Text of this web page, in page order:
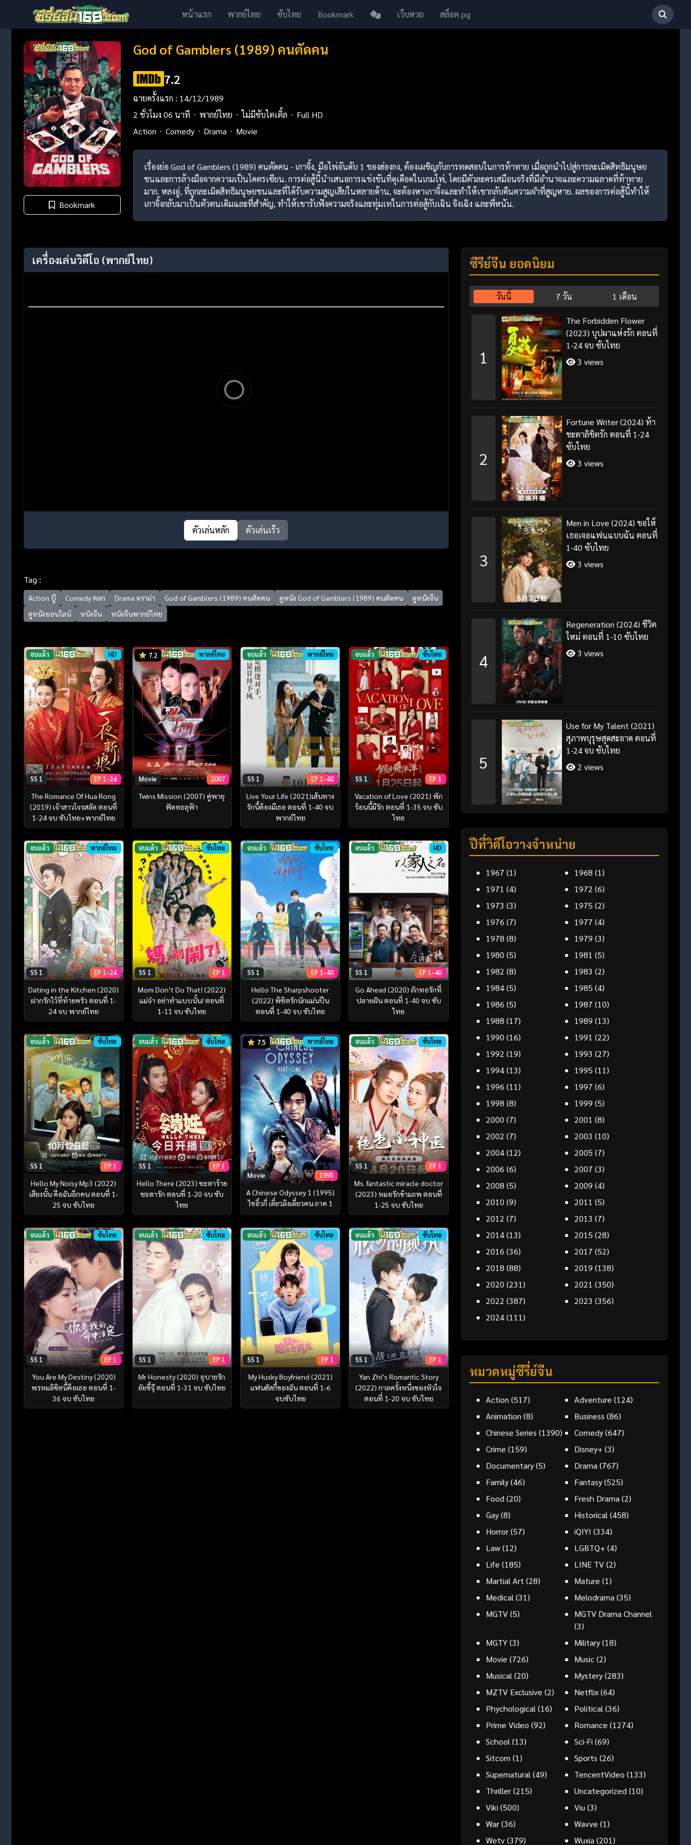
หน้าแรก พากย์ไทย ซับไทย Bookmark เว็บหวย สล็อต pg
Bookmark
God of Gamblers (1989) คนตัดคน
7.2
ฉายครั้งแรก : 14/12/1989
2 ชั่วโมง 06 นาที
พากย์ไทย ไม่มีซับไตเติ้ล
Full HD
Action
Comedy Drama Movie
เรื่องย่อ God of Gamblers (1989) คนตัดคน - เกาจิ้ง, มือไพ่อันดับ 1 ของฮ่องกง, ต้องเผชิญกับการทดสอบในการท้าทาย เมื่อถูกนำไปสู่การละเมิดสิทธิมนุษย
ชนและการล้างมือจากความเป็นโคตรเซียน. การต่อสู้นี้นำเสนอการแข่งขันที่ดุเดือดในเกมไพ่, โดยมีตัวละครเสมือนจริงที่มีอำนาจและความฉลาดที่ท้าทาย
มาก. หลงอู่, ที่ถูกละเมิดสิทธิมนุษยชนและที่ได้รับความสูญเสียในหลายด้าน, จะต้องหาเกาจิ้งและทำให้เขากลับคืนความจำที่สูญหาย. ผลของการต่อสู้นี้ทำให้
เกาจิ้งกลับมาเป็นตัวตนเดิมและที่สำคัญ, ทำให้เขารับฟังความจริงและทุ่มเทในการต่อสู้กับเฉิน จิงเฉิง และพี่หนัน.
เครื่องเล่นวิดีโอ (พากย์ไทย)
ตัวเล่นหลัก ตัวเล่นเร็ว
Tag :
Action บู๊ Comedy ตลก Drama ดราม่า God of Gamblers (1989) คนตัดคน ดูหนัง God of Gamblers (1989) คนตัดคน
ดูหนังจีน
ดูหนังออนไลน์
หนังจีน หนังจีนพากย์ไทย
จบแล้ว HD
SS 1 EP 1-24
The Romance Of Hua Rong
(2019) เจ้าสาวโจรสลัด ตอนที่
1-24 จบ ซับไทย+พากย์ไทย
7.2 พากย์ไทย
Movie 2007
Twins Mission (2007) คู่พายุ
ฟัดทะลุฟ้า
จบแล้ว พากย์ไทย
SS 1 EP 1-40
Live Your Life (2021)เส้นทาง
รักนี้ต้องมีเธอ ตอนที่ 1-40 จบ
พากย์ไทย
จบแล้ว ซับไทย
SS 1 EP 1
Vacation of Love (2021) พัก
ร้อนนี้มีรัก ตอนที่ 1-35 จบ ซับ
ไทย
จบแล้ว พากย์ไทย
SS 1 EP 1-24
Dating in the Kitchen (2020)
ฝากรักไว้ที่ท้ายครัว ตอนที่ 1-
24 จบ พากย์ไทย
จบแล้ว ซับไทย
SS 1 EP 1
Mom Don’t Do That! (2022)
แม่จ๋า อย่าทำแบบนั้น! ตอนที่
1-11 จบ ซับไทย
จบแล้ว ซับไทย
SS 1 EP 1-40
Hello The Sharpshooter
(2022) พิชิตรักนักแม่นปืน
ตอนที่ 1-40 จบ ซับไทย
จบแล้ว HD
SS 1 EP 1-40
Go Ahead (2020) ถักทอรักที่
ปลายฝัน ตอนที่ 1-40 จบ ซับ
ไทย
จบแล้ว ซับไทย
SS 1 EP 1
Hello My Noisy Mp3 (2022)
เสียงนั้น คือฉันอีกคน ตอนที่ 1-
25 จบ ซับไทย
จบแล้ว ซับไทย
SS 1 EP 1
Hello There (2023) ชะตาร้าย
ชะตารัก ตอนที่ 1-20 จบ ซับ
ไทย
7.5 พากย์ไทย
Movie 1995
A Chinese Odyssey 1 (1995)
ไซอิ๋วกี่ เดี๋ยวลิงเดี๋ยวคน ภาค 1
จบแล้ว ซับไทย
SS 1 EP 1
Ms. fantastic miracle doctor
(2023) หมอรักข้ามภพ ตอนที่
1-25 จบ ซับไทย
จบแล้ว ซับไทย
SS 1 EP 1
You Are My Destiny (2020)
พรหมลิขิตนี้คือเธอ ตอนที่ 1-
36 จบ ซับไทย
จบแล้ว ซับไทย
SS 1 EP 1
Mr Honesty (2020) อุบายรัก
ยัยขี้จุ๊ ตอนที่ 1-31 จบ ซับไทย
จบแล้ว ซับไทย
SS 1 EP 1
My Husky Boyfriend (2021)
แฟนฮัสกี้ของฉัน ตอนที่ 1-6
จบซับไทย
จบแล้ว ซับไทย
SS 1 EP 1
Yan Zhi’s Romantic Story
(2022) กาลครั้งหนึ่งของหัวใจ
ตอนที่ 1-20 จบ ซับไทย
ซีรี่ย์จีน ยอดนิยม
วันนี้ 7 วัน 1 เดือน
1
The Forbidden Flower
(2023) บุปผาแห่งรัก ตอนที่
1-24 จบ ซับไทย
3 views
2
Fortune Writer (2024) ท้า
ชะตาลิขิตรัก ตอนที่ 1-24
ซับไทย
3 views
3
Men in Love (2024) ขอให้
เธอเจอแฟนแบบฉัน ตอนที่
1-40 ซับไทย
3 views
4
Regeneration (2024) ชีวิต
ใหม่ ตอนที่ 1-10 ซับไทย
3 views
5
Use for My Talent (2021)
สุภาพบุรุษสุดสะอาด ตอนที่
1-24 จบ ซับไทย
2 views
ปีที่วิดีโอวางจำหน่าย
1967 (1) 1968 (1)
1971 (4) 1972 (6)
1973 (3) 1975 (2)
1976 (7) 1977 (4)
1978 (8) 1979 (3)
1980 (5) 1981 (5)
1982 (8) 1983 (2)
1984(5) 1985 (4)
1986 (5) 1987 (10)
1988 (17) 1989 (13)
1990 (16) 1991 (22)
1992 (19) 1993 (27)
1994(13) 1995 (11)
1996 (11) 1997 (6)
1998 (8) 1999 (5)
2000 (7) 2001 (8)
2002 (7) 2003 (10)
2004(12) 2005 (7)
2006 (6) 2007 (3)
2008 (5) 2009 (4)
2010 (9) 2011 (5)
2012 (7) 2013 (7)
2014(13) 2015 (28)
2016 (36) 2017 (52)
2018 (88) 2019 (138)
2020 (231) 2021 (350)
2022 (387) 2023 (356)
2024(111)
หมวดหมู่ซีรี่ย์จีน
Action (517) Adventure (124)
Animation (8) Business (86)
Chinese Series (1390) Comedy(647)
Crime (159) Disney+ (3)
Documentary(5) Drama(767)
Family(46) Fantasy(525)
Food(20) Fresh Drama(2)
Gay(8) Historical(458)
Horror(57) iQIYI (334)
Law(12) LGBTQ+ (4)
Life (185) LINE TV(2)
Martial Art(28) Mature (1)
Medical(31) Melodrama(35)
MGTV(5)
MGTV Drama Channel
(3)
MGTY(3) Military(18)
Movie (726) Music(2)
Musical(20) Mystery(283)
MZTV Exclusive (2) Netflix(64)
Phychological(16) Political(36)
Prime Video (92) Romance (1274)
School(13) Sci-Fi (69)
Sitcom (1) Sports (26)
Supernatural(49) TencentVideo (133)
Thriller(215) Uncategorized(10)
Viki (500) Viu(3)
War(36) Wavve (1)
Wetv(379) Wuxia(201)